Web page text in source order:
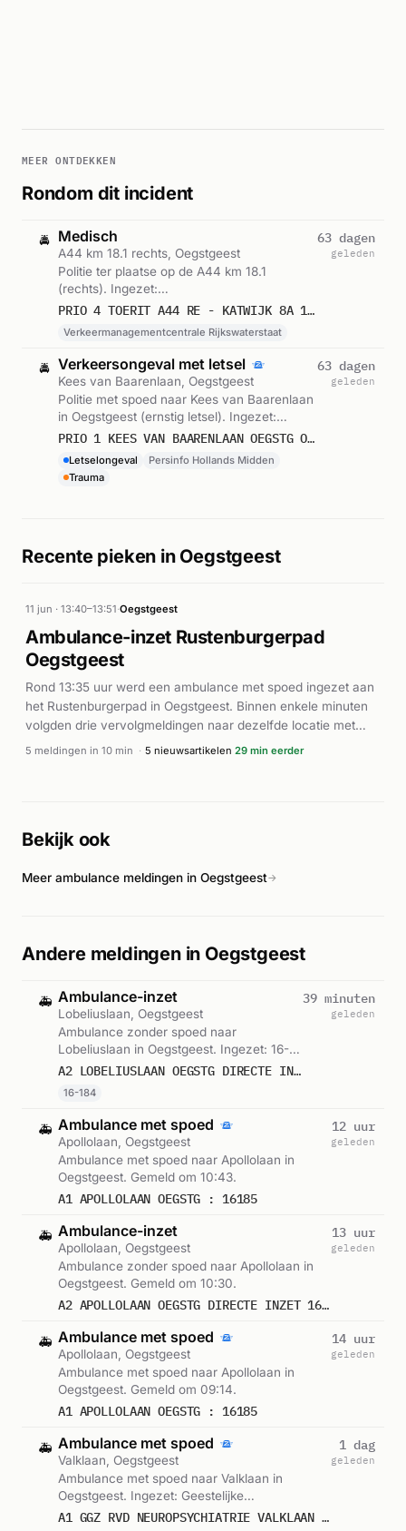
MEER ONTDEKKEN
Rondom dit incident
🚔 Medisch
A44 km 18.1 rechts, Oegstgeest
Politie ter plaatse op de A44 km 18.1
(rechts). Ingezet:
Verkeermanagementcentrale
PRIO 4 TOERIT A44 RE - KATWIJK 8A 18,1 B OEGSTG WEGVERKEER VERKEERSSTREMMING (SOORT STREMMING: PECHGEVAL)
Verkeermanagementcentrale Rijkswaterstaat
63 dagen
geleden
🚔 Verkeersongeval met letsel
Kees van Baarenlaan, Oegstgeest
Politie met spoed naar Kees van Baarenlaan
in Oegstgeest (ernstig letsel). Ingezet:
Persinfo Hollands Midden. Gemeld om
PRIO 1 KEES VAN BAARENLAAN OEGSTG ONGEVAL WEGVERVOER LETSEL (FIETS) (EENZIJDIG)
Letselongeval
Persinfo Hollands Midden
Trauma
63 dagen
geleden
Recente pieken in Oegstgeest
11 jun · 13:40–13:51·Oegstgeest
Ambulance-inzet Rustenburgerpad
Oegstgeest
Rond 13:35 uur werd een ambulance met spoed ingezet aan
het Rustenburgerpad in Oegstgeest. Binnen enkele minuten
volgden drie vervolgmeldingen naar dezelfde locatie met
lagere urgentie (A0). Volgens Drimble werd een ambulance
5 meldingen in 10 min · 5 nieuwsartikelen 29 min eerder
Bekijk ook
Meer ambulance meldingen in Oegstgeest→
Andere meldingen in Oegstgeest
🚑 Ambulance-inzet
Lobeliuslaan, Oegstgeest
Ambulance zonder spoed naar
Lobeliuslaan in Oegstgeest. Ingezet: 16-
184. Gemeld om 22:58.
A2 LOBELIUSLAAN OEGSTG DIRECTE INZET 16184
16-184
39 minuten
geleden
🚑 Ambulance met spoed
Apollolaan, Oegstgeest
Ambulance met spoed naar Apollolaan in
Oegstgeest. Gemeld om 10:43.
A1 APOLLOLAAN OEGSTG : 16185
12 uur
geleden
🚑 Ambulance-inzet
Apollolaan, Oegstgeest
Ambulance zonder spoed naar Apollolaan in
Oegstgeest. Gemeld om 10:30.
A2 APOLLOLAAN OEGSTG DIRECTE INZET 16370
13 uur
geleden
🚑 Ambulance met spoed
Apollolaan, Oegstgeest
Ambulance met spoed naar Apollolaan in
Oegstgeest. Gemeld om 09:14.
A1 APOLLOLAAN OEGSTG : 16185
14 uur
geleden
🚑 Ambulance met spoed
Valklaan, Oegstgeest
Ambulance met spoed naar Valklaan in
Oegstgeest. Ingezet: Geestelijke
Gezondheidszorg. Gemeld om 16:24.
A1 GGZ RVD NEUROPSYCHIATRIE VALKLAAN OEGSTG : 16185
1 dag
geleden